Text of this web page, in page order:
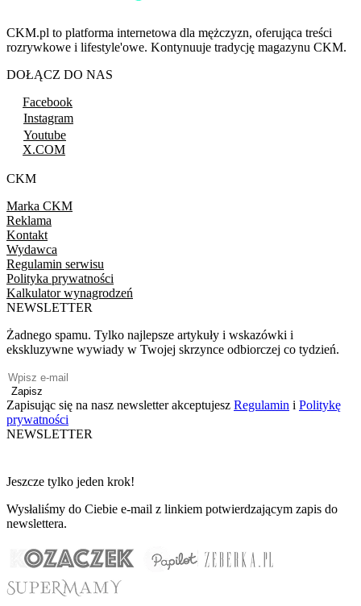
CKM.pl to platforma internetowa dla mężczyzn, oferująca treści
rozrywkowe i lifestyle'owe. Kontynuuje tradycję magazynu CKM.
DOŁĄCZ DO NAS
Facebook
Instagram
Youtube
X.COM
CKM
Marka CKM
Reklama
Kontakt
Wydawca
Regulamin serwisu
Polityka prywatności
Kalkulator wynagrodzeń
NEWSLETTER
Żadnego spamu. Tylko najlepsze artykuły i wskazówki i
ekskluzywne wywiady w Twojej skrzynce odbiorczej co tydzień.
Zapisz
Zapisując się na nasz newsletter akceptujesz Regulamin i Politykę
prywatności
NEWSLETTER
Jeszcze tylko jeden krok!
Wysłaliśmy do Ciebie e-mail z linkiem potwierdzającym zapis do
newslettera.